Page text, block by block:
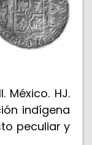
México. HJ.
indígena
peculiar y